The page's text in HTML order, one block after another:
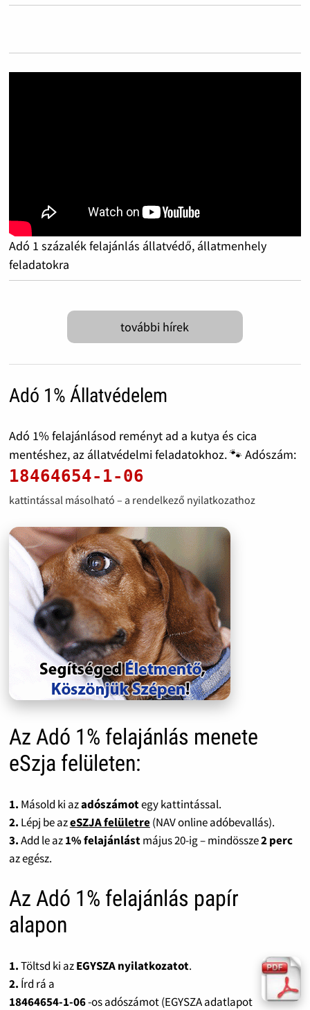
Adó 1 százalék felajánlás állatvédő, állatmenhely
feladatokra
további hírek
Adó 1% Állatvédelem
Adó 1% felajánlásod reményt ad a kutya és cica
mentéshez, az állatvédelmi feladatokhoz. 🐾 Adószám:
18464654-1-06
kattintással másolható – a rendelkező nyilatkozathoz
Az Adó 1% felajánlás menete
eSzja felületen:
1. Másold ki azadószámotegy kattintással.
2. Lépj be azeSZJA felületre(NAV online adóbevallás).
3.Add le az1% felajánlástmájus 20-ig – mindössze2 perc
az egész.
Az Adó 1% felajánlás papír
alapon
1.Töltsd ki azEGYSZA nyilatkozatot.
2. Írd rá a
18464654-1-06-os adószámot (EGYSZA adatlapot